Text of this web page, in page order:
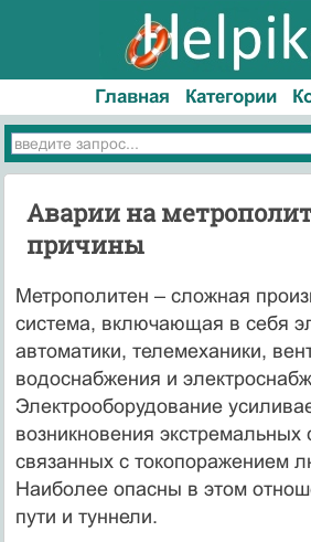
Главная Категории
Аварии на
причины
Метрополитен – сложная
система, включающая в себя
автоматики, телемеханики,
водоснабжения и
Электрооборудование
возникновения экстремальных
связанных с токопоражением
Наиболее опасны в этом
пути и туннели.